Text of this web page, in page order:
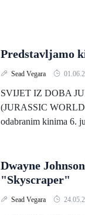
Predstavljamo
Sead Vegara
SVIJET IZ DOBA
(JURASSIC
odabranim kinima 6.
Dwayne
"Skyscraper"
Sead Vegara